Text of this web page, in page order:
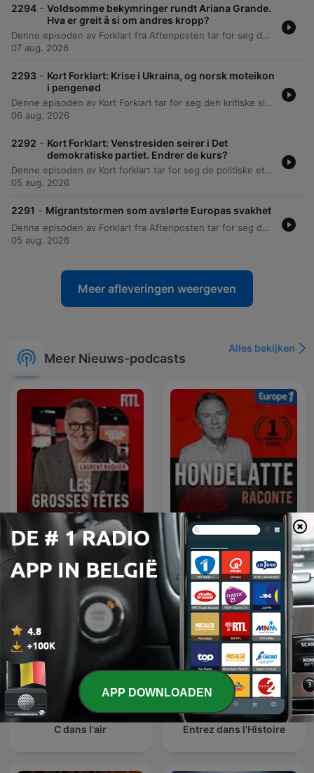
2294 - Voldsomme bekymringer rundt Ariana Grande.
Hva er greit å si om andres kropp?
Denne episoden av Forklart fra Aftenposten tar for seg den omfattende debatten som har oppstått etter Ariana Grandes nye musikkvideo. Fokus ligger på hvordan offentligheten reagerer på artistens utseende, og de etiske dilemmaene knyttet til å kommentere andres kropp i sosiale medier. Sammen med forsker Line Visting ved Oslo Universitetssykehus drøftes spiseforstyrrelser, kroppsidealer og effekten av massiv offentlig gransking. Episoden utforsker balansen mellom å uttrykke bekymring for enkeltpersoner og risikoen for å normalisere usunne idealer eller trigge sårbare mennesker.
07 aug. 2026
2293 - Kort Forklart: Krise i Ukraina, og norsk moteikon
i pengenød
Denne episoden av Kort Forklart tar for seg den kritiske situasjonen i Ukraina, der mangelen på forsvarsmissiler, spesielt Patriot-systemer, truer med å skape en katastrofe. Det diskuteres også funnet av en drone med eksplosiver på en flyplass i Tyskland og muligheten for russiske hybridangrep i Europa. Videre belyses krisemøtet til FIFA-president Gianni Infantino etter kritikk mot håndteringen av VM-salg, samt den usikre fremtiden til den norske skofabrikken i Aurland. Selskapet som lager de tradisjonsrike Aurland-skoene står i fare for nedleggelse på grunn av økonomiske utfordringer og økt konkurranse fra billigere alternativer.
06 aug. 2026
2292 - Kort Forklart: Venstresiden seirer i Det
demokratiske partiet. Endrer de kurs?
Denne episoden av Kort forklart tar for seg de politiske ettervirkningene av Abdul El-Sayeds seier i demokratenes nominasjonsvalg i Michigan. Diskusjonen belyser spenningen mellom den progressive venstresiden og partiets moderate fløy, spesielt knyttet til politikk rundt Israel og migrasjon. Videre drøftes betydningen av dette valget for det demokratiske partiets strategi frem mot presidentvalget og muligheten for å kontrollere Senatet. I tillegg dekker episoden en nylig hendelse der en del av en SpaceX Falcon 9-rakett ved et uhell krasjet i månen. Dette skapte et nytt krater på mellom 20 og 30 meter, noe som reiser spørsmål om romsøppel og kontrollert nedstigning av rakettdeler.
05 aug. 2026
2291 - Migrantstormen som avslørte Europas svakhet
Denne episoden av Forklart fra Aftenposten tar for seg den dramatiske situasjonen ved den spanske eksklaven Ceuta, der tusenvis av migranter forsøkte å krysse grensen fra Marokko. Hendelsen har ført til dødsfall og skapt stor politisk uro både i Spania og i EU, med anklager om alt fra feilinformasjon på sosiale medier til politisk press fra marokkanske myndigheter. Podkasten utforsker de underliggende årsakene til migrasjonspresset, rollen digitale plattformer spiller i å spre virale videoer som kan brukes i politisk propaganda, og utfordringene knyttet til samarbeid mellom EU og land utenfor Europa for å håndtere fremtidige migrasjonsbølger.
05 aug. 2026
Meer afleveringen weergeven
Meer Nieuws-podcasts
Alles bekijken
Les Grosses Têtes Hondelatte Raconte
C dans l'air Entrez dans l'Histoire
APP DOWNLOADEN